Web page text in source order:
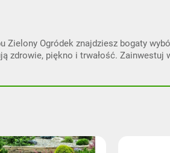
Ogródek znajdziesz bogaty
zdrowie, piękno i trwałość. Zainwestuj